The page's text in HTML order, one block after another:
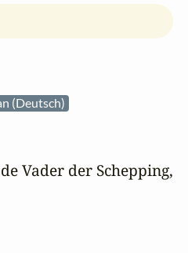
(Deutsch)
Vader der Schepping,